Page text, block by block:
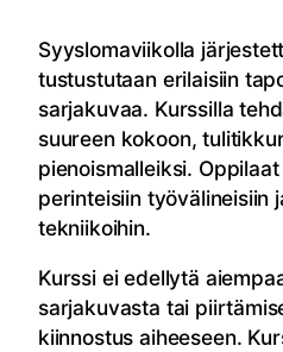
Syyslomaviikolla
tustustutaan erilaisiin
sarjakuvaa. Kurssilla
suureen kokoon,
pienoismalleiksi.
perinteisiin työvälineisiin
tekniikoihin.
Kurssi ei edellytä
sarjakuvasta tai
kiinnostus aiheeseen.